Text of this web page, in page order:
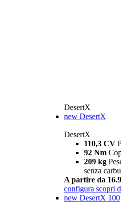
DesertX
new DesertX
DesertX
110,3 CV
92 Nm
209 kg
senza
A partire da
configura scopri
new DesertX 100